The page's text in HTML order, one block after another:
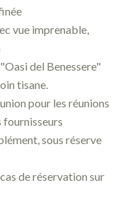
vue imprenable,
del Benessere"
tisane.
pour les réunions
fournisseurs
sous réserve
de réservation sur